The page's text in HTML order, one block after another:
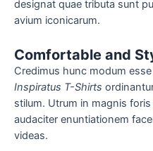
designat quae tributa sunt
avium iconicarum.
Comfortable and
Credimus hunc modum
Inspiratus T-Shirts
stilum. Utrum in magnis
audaciter enuntiationem
videas.